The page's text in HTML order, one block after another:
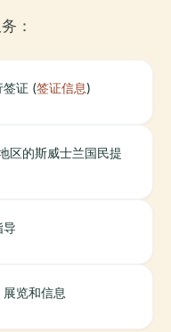
：
签证 (签证信息)
区的斯威士兰国民提
导
览和信息